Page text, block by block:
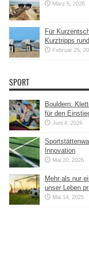
März 5, 2026
Für
Kurztripps
Februar 25,
SPORT
Bouldern:
für den
Juni 4, 2026
Innovation
Mai 20, 2026
Mehr als nur
unser Leben
Mai 14, 2025